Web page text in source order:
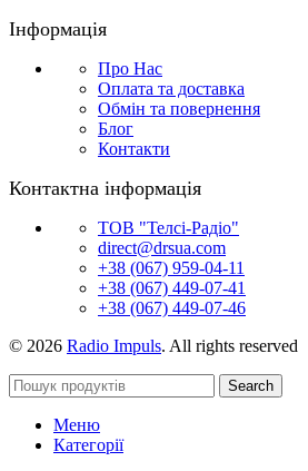
Інформація
Про Нас
Оплата та доставка
Обмін та повернення
Блог
Контакти
Контактна інформація
ТОВ "Телсі-Радіо"
direct@drsua.com
+38 (067) 959-04-11
+38 (067) 449-07-41
+38 (067) 449-07-46
© 2026 Radio Impuls. All rights reserved
Search
Меню
Категорії